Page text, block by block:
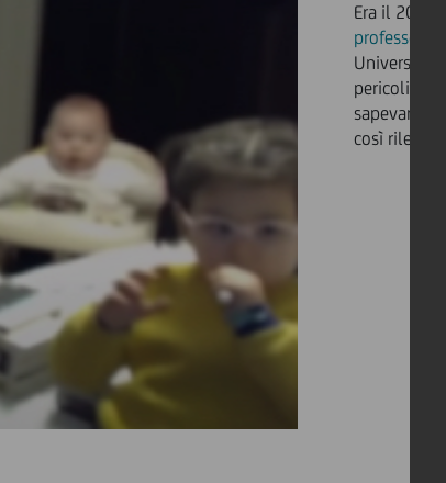
Era il 2017:
professor
University
pericoli del
sapevamo
così